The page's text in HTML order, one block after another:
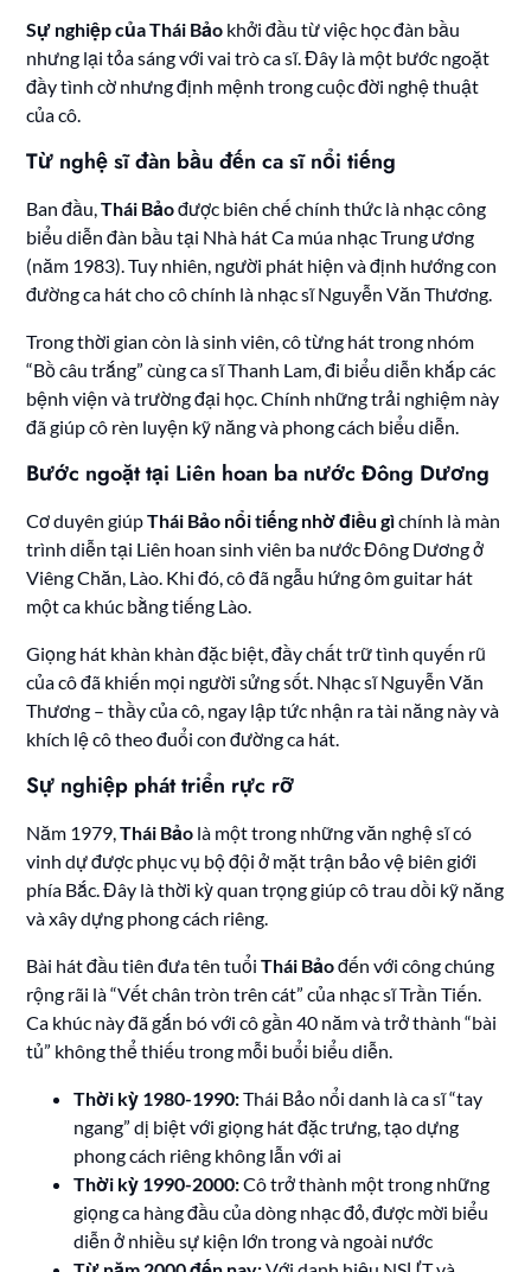
Sự nghiệp của Thái Bảo khởi đầu từ việc học đàn bầu
nhưng lại tỏa sáng với vai trò ca sĩ. Đây là một bước ngoặt
đầy tình cờ nhưng định mệnh trong cuộc đời nghệ thuật
của cô.
Từ nghệ sĩ đàn bầu đến ca sĩ nổi tiếng
Ban đầu,Thái Bảođược biên chế chính thức là nhạc công
biểu diễn đàn bầu tại Nhà hát Ca múa nhạc Trung ương
(năm 1983). Tuy nhiên, người phát hiện và định hướng con
đường ca hát cho cô chính là nhạc sĩ Nguyễn Văn Thương.
Trong thời gian còn là sinh viên, cô từng hát trong nhóm
“Bồ câu trắng” cùng ca sĩ Thanh Lam, đi biểu diễn khắp các
bệnh viện và trường đại học. Chính những trải nghiệm này
đã giúp cô rèn luyện kỹ năng và phong cách biểu diễn.
Bước ngoặt tại Liên hoan ba nước Đông Dương
Cơ duyên giúpThái Bảo nổi tiếng nhờ điều gìchính là màn
trình diễn tại Liên hoan sinh viên ba nước Đông Dương ở
Viêng Chăn, Lào. Khi đó, cô đã ngẫu hứng ôm guitar hát
một ca khúc bằng tiếng Lào.
Giọng hát khàn khàn đặc biệt, đầy chất trữ tình quyến rũ
của cô đã khiến mọi người sửng sốt. Nhạc sĩ Nguyễn Văn
Thương – thầy của cô, ngay lập tức nhận ra tài năng này và
khích lệ cô theo đuổi con đường ca hát.
Sự nghiệp phát triển rực rỡ
Năm 1979,Thái Bảo là một trong những văn nghệ sĩ có
vinh dự được phục vụ bộ đội ở mặt trận bảo vệ biên giới
phía Bắc. Đây là thời kỳ quan trọng giúp cô trau dồi kỹ năng
và xây dựng phong cách riêng.
Bài hát đầu tiên đưa tên tuổiThái Bảođến với công chúng
rộng rãi là “Vết chân tròn trên cát” của nhạc sĩ Trần Tiến.
Ca khúc này đã gắn bó với cô gần 40 năm và trở thành “bài
tủ” không thể thiếu trong mỗi buổi biểu diễn.
Thời kỳ 1980-1990:Thái Bảo nổi danh là ca sĩ “tay
ngang” dị biệt với giọng hát đặc trưng, tạo dựng
phong cách riêng không lẫn với ai
Thời kỳ 1990-2000:Cô trở thành một trong những
giọng ca hàng đầu của dòng nhạc đỏ, được mời biểu
diễn ở nhiều sự kiện lớn trong và ngoài nước